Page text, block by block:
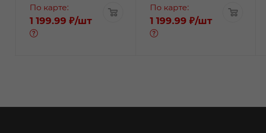
По карте:
1 199.99 ₽/шт
По карте:
1 199.99 ₽/шт